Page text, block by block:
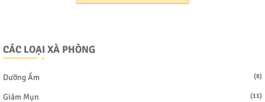
CÁC LOẠI XÀ PHÒNG
Dưỡng Ẩm (8)
Giảm Mụn (11)